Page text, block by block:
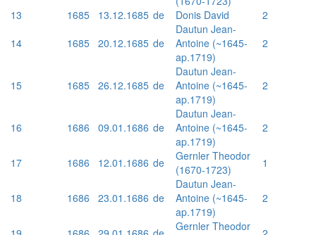
13
1685 13.12.1685 de Donis David
2
14
1685 20.12.1685 de
Dautun Jean-
Antoine (~1645-
ap.1719)
2
15 1685 26.12.1685 de
Dautun Jean-
Antoine (~1645-
ap.1719)
2
16 1686 09.01.1686 de
Dautun Jean-
Antoine (~1645-
ap.1719)
2
17 1686 12.01.1686 de
Gernler Theodor
(1670-1723)
1
18 1686 23.01.1686 de
Dautun Jean-
Antoine (~1645-
ap.1719)
2
Gernler Theodor